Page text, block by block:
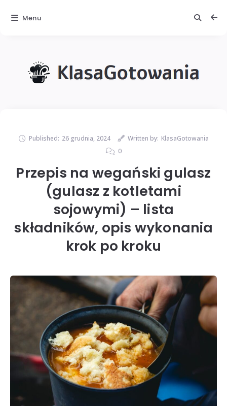
Published: 26 grudnia, 2024 Written by: KlasaGotowania
0
Przepis na wegański gulasz
(gulasz z kotletami
sojowymi) – lista
składników, opis wykonania
krok po kroku
Menu